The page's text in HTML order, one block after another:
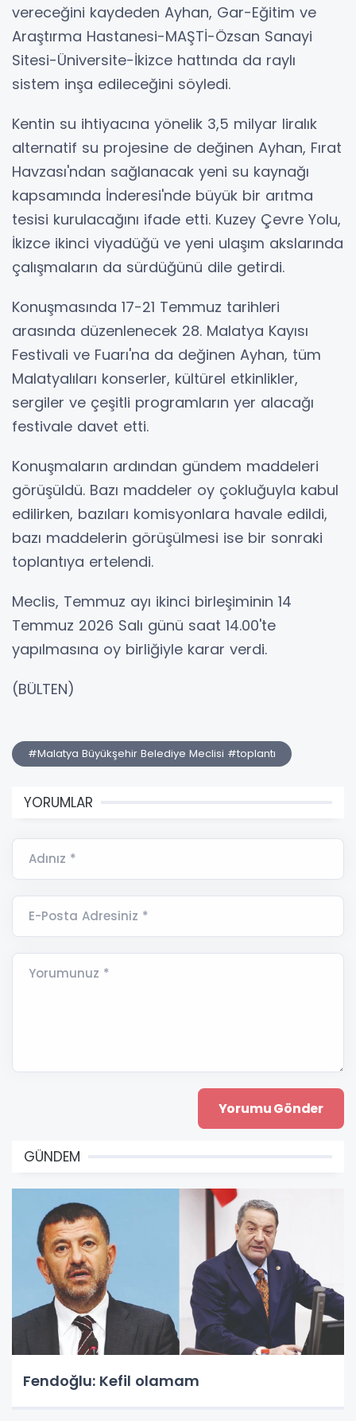
vereceğini kaydeden Ayhan, Gar-Eğitim ve
Araştırma Hastanesi-MAŞTİ-Özsan Sanayi
Sitesi-Üniversite-İkizce hattında da raylı
sistem inşa edileceğini söyledi.
Kentin su ihtiyacına yönelik 3,5 milyar liralık
alternatif su projesine de değinen Ayhan, Fırat
Havzası'ndan sağlanacak yeni su kaynağı
kapsamında İnderesi'nde büyük bir arıtma
tesisi kurulacağını ifade etti. Kuzey Çevre Yolu,
İkizce ikinci viyadüğü ve yeni ulaşım akslarında
çalışmaların da sürdüğünü dile getirdi.
Konuşmasında 17-21 Temmuz tarihleri
arasında düzenlenecek 28. Malatya Kayısı
Festivali ve Fuarı'na da değinen Ayhan, tüm
Malatyalıları konserler, kültürel etkinlikler,
sergiler ve çeşitli programların yer alacağı
festivale davet etti.
Konuşmaların ardından gündem maddeleri
görüşüldü. Bazı maddeler oy çokluğuyla kabul
edilirken, bazıları komisyonlara havale edildi,
bazı maddelerin görüşülmesi ise bir sonraki
toplantıya ertelendi.
Meclis, Temmuz ayı ikinci birleşiminin 14
Temmuz 2026 Salı günü saat 14.00'te
yapılmasına oy birliğiyle karar verdi.
(BÜLTEN)
#Malatya Büyükşehir Belediye Meclisi #toplantı
YORUMLAR
Adınız *
E-Posta Adresiniz *
Yorumunuz *
GÜNDEM
Fendoğlu: Kefil olamam